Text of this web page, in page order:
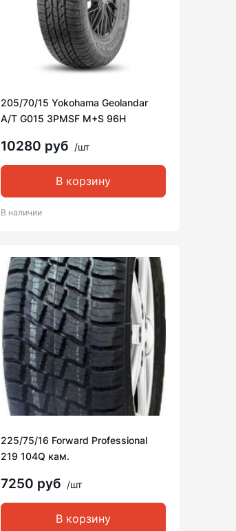
205/70/15 Yokohama Geolandar
A/T G015 3PMSF M+S 96H
10280 руб /шт
В корзину
В наличии
225/75/16 Forward Professional
219 104Q кам.
7250 руб /шт
В корзину